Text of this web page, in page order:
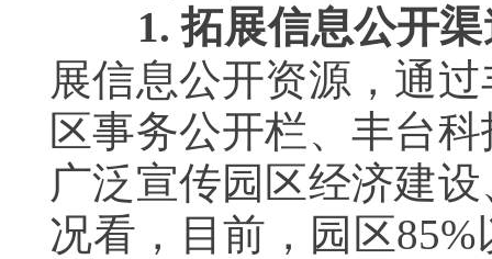
1.拓展信息公开
展信息公开资源，通
区事务公开栏、丰台
广泛宣传园区经济建
况看，目前，园区